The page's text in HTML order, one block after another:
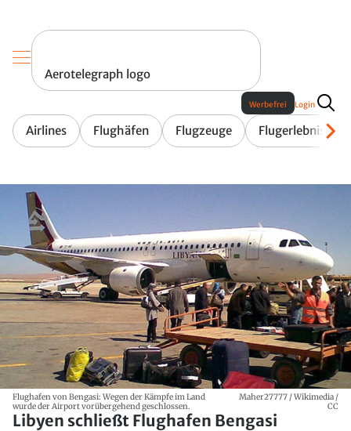
Aerotelegraph logo
Airlines Flughäfen Flugzeuge Flugerlebnis
Werbefrei Login
Flughafen von Bengasi: Wegen der Kämpfe im Land
wurde der Airport vorübergehend geschlossen.
Maher27777 / Wikimedia /
CC
Libyen schließt Flughafen Bengasi